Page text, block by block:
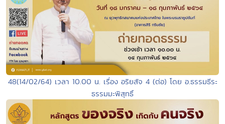
48(14/02/64) เวลา 10.00 น. เรื่อง อริยสัจ 4 (ต่อ) โดย อ.ธรรมธีระ
ธรรมมะพิสุทธิ์